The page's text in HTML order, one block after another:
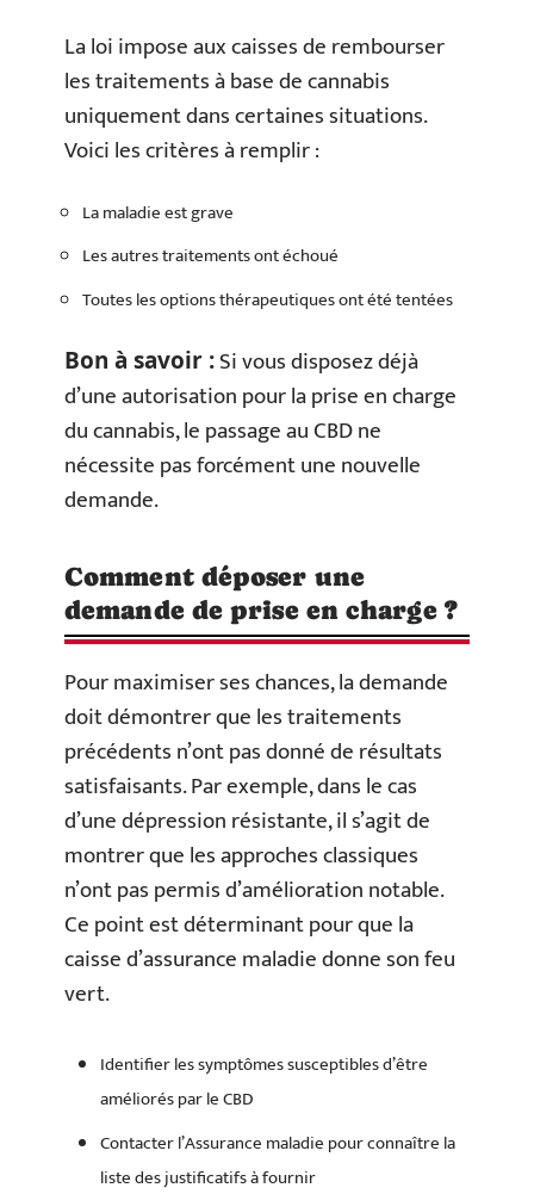
La loi impose aux caisses de rembourser
les traitements à base de cannabis
uniquement dans certaines situations.
Voici les critères à remplir :
La maladie est grave
Les autres traitements ont échoué
Toutes les options thérapeutiques ont été tentées
Bon à savoir :Si vous disposez déjà
d’une autorisation pour la prise en charge
du cannabis, le passage au CBD ne
nécessite pas forcément une nouvelle
demande.
Comment déposer une
demande de prise en charge ?
Pour maximiser ses chances, la demande
doit démontrer que les traitements
précédents n’ont pas donné de résultats
satisfaisants. Par exemple, dans le cas
d’une dépression résistante, il s’agit de
montrer que les approches classiques
n’ont pas permis d’amélioration notable.
Ce point est déterminant pour que la
caisse d’assurance maladie donne son feu
vert.
Identifier les symptômes susceptibles d’être
améliorés par le CBD
Contacter l’Assurance maladie pour connaître la
liste des justificatifs à fournir